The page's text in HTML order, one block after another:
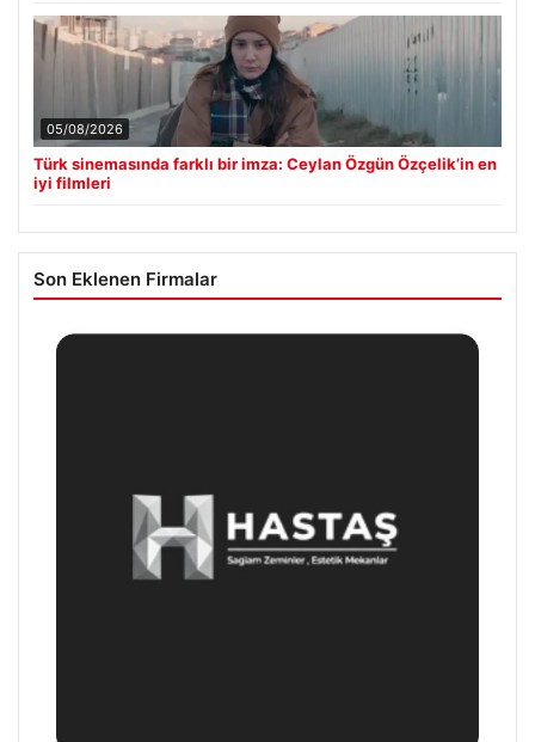
05/08/2026
Türk sinemasında farklı bir imza: Ceylan Özgün Özçelik’in en
iyi filmleri
Son Eklenen Firmalar